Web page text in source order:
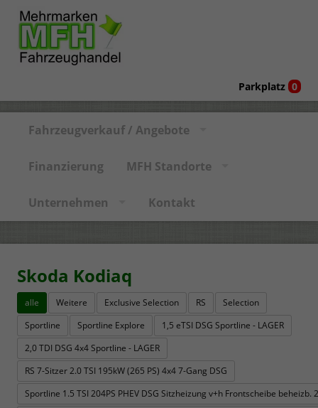
Parkplatz 0
Fahrzeugverkauf / Angebote
Finanzierung MFH Standorte
Unternehmen Kontakt
Skoda Kodiaq
alle Weitere Exclusive Selection RS
Selection
Sportline
Sportline Explore
1,5 eTSI DSG Sportline - LAGER
2,0 TDI DSG 4x4 Sportline - LAGER
RS 7-Sitzer 2.0 TSI 195kW (265 PS) 4x4 7-Gang DSG
Sportline 1.5 TSI 204PS PHEV DSG Sitzheizung v+h Frontscheibe